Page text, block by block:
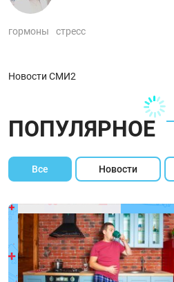
гормоны стресс
Новости СМИ2
ПОПУЛЯРНОЕ
Все Новости